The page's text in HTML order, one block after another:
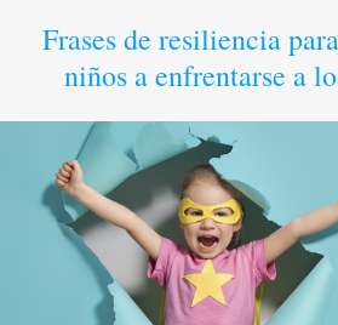
Frases de resiliencia
niños a enfrentarse a